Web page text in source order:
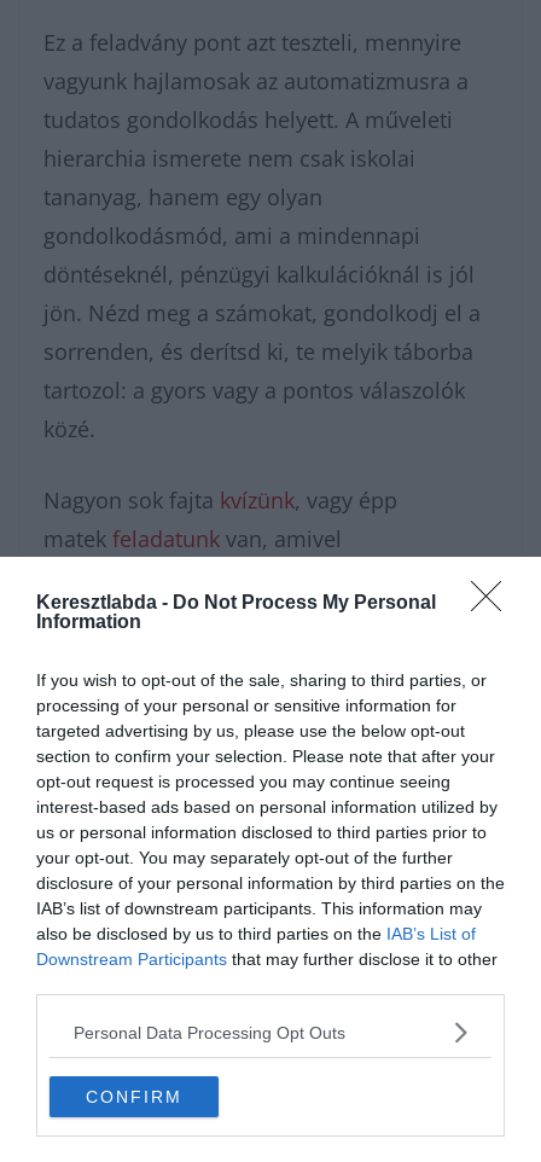
Keresztlabda - Do Not Process My Personal
Information
If you wish to opt-out of the sale, sharing to third parties, or
processing of your personal or sensitive information for
targeted advertising by us, please use the below opt-out
section to confirm your selection. Please note that after your
opt-out request is processed you may continue seeing
interest-based ads based on personal information utilized by
us or personal information disclosed to third parties prior to
your opt-out. You may separately opt-out of the further
disclosure of your personal information by third parties on the
IAB’s list of downstream participants. This information may
also be disclosed by us to third parties on the IAB’s List of
Downstream Participants that may further disclose it to other
Personal Data Processing Opt Outs
CONFIRM
Ez a feladvány pont azt teszteli, mennyire
vagyunk hajlamosak az automatizmusra a
tudatos gondolkodás helyett. A műveleti
hierarchia ismerete nem csak iskolai
tananyag, hanem egy olyan
gondolkodásmód, ami a mindennapi
döntéseknél, pénzügyi kalkulációknál is jól
jön. Nézd meg a számokat, gondolkodj el a
sorrenden, és derítsd ki, te melyik táborba
tartozol: a gyors vagy a pontos válaszolók
közé.
Nagyon sok fajta kvízünk, vagy épp
matek feladatunk van, amivel
karbantarthatod az agytekervényeidet, csak
nézz körül nálunk és továbbiérdekes napi